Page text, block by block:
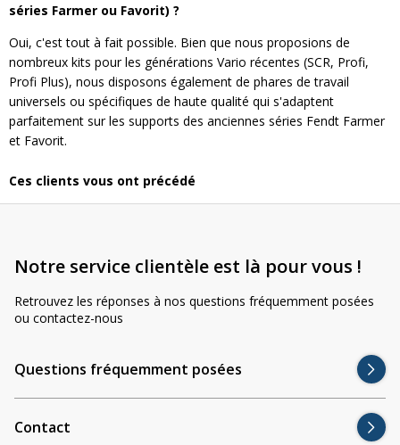
séries Farmer ou Favorit) ?
Oui, c'est tout à fait possible. Bien que nous proposions de
nombreux kits pour les générations Vario récentes (SCR, Profi,
Profi Plus), nous disposons également de phares de travail
universels ou spécifiques de haute qualité qui s'adaptent
parfaitement sur les supports des anciennes séries Fendt Farmer
et Favorit.
Ces clients vous ont précédé
Notre service clientèle est là pour vous !
Retrouvez les réponses à nos questions fréquemment posées
ou contactez-nous
Questions fréquemment posées
Contact